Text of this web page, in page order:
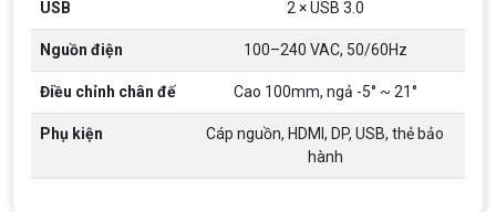
USB 2 × USB 3.0
Nguồn điện 100–240 VAC, 50/60Hz
Điều chỉnh chân đế Cao 100mm, ngả -5° ~ 21°
Phụ kiện
Cáp nguồn, HDMI, DP, USB, thẻ bảo
hành
CMND và Hộ khẩu - Xét duyệt nhanh chóng trong
Cách chọn PC cho sinh viên thiết kế đồ
họa từ 2D, dựng video đến 3D
từ 2D, dựng video đến 3D. Cấu hình tối ưu, dùng
bền 4 năm đại học. Tư vấn lắp đặt tại Vi Tính